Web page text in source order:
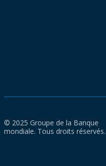
© 2025 Groupe de la Banque
mondiale. Tous droits réservés.